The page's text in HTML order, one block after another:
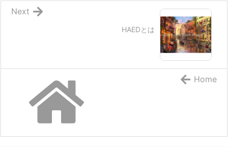
HAEDとは
Next
Home